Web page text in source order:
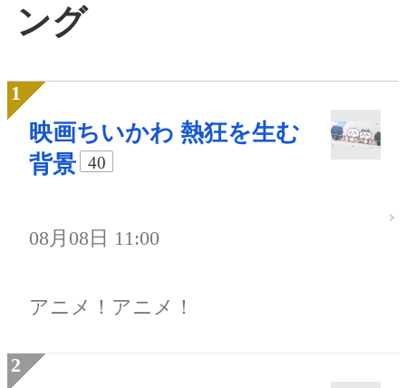
ング
映画ちいかわ 熱狂を生む
背景
40
08月08日 11:00
アニメ！アニメ！